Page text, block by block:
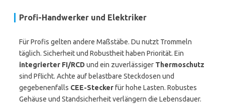
Profi-Handwerker und Elektriker
Für Profis gelten andere Maßstäbe. Du nutzt Trommeln
täglich. Sicherheit und Robustheit haben Priorität. Ein
integrierter FI/RCD und ein zuverlässiger Thermoschutz
sind Pflicht. Achte auf belastbare Steckdosen und
gegebenenfalls CEE-Steckerfür hohe Lasten. Robustes
Gehäuse und Standsicherheit verlängern die Lebensdauer.